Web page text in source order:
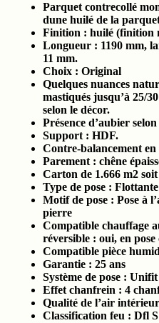
Parquet contrecollé
dune huilé de la
Finition : huilé (finition
Longueur : 1190 mm,
11 mm.
Choix : Original
Quelques nuances
mastiqués jusqu’à 25/
selon le décor.
Présence d’aubier
Support : HDF.
Contre-balancement en
Parement : chêne
Carton de 1.666 m2 soit
Type de pose :
Motif de pose : Pose à
pierre
Compatible chauffage
réversible : oui, en pose
Compatible pièce
Garantie : 25 ans
Système de pose :
Effet chanfrein : 4
Qualité de l’air
Classification feu : Dfl